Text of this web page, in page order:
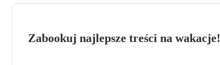
Zabookuj najlepsze treści na wakacje!